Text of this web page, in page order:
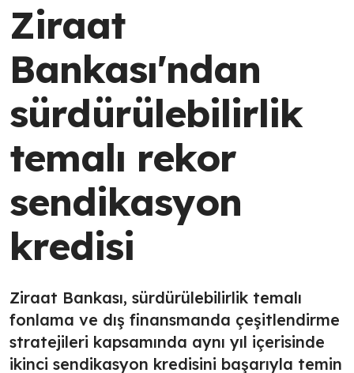
Ziraat
Bankası'ndan
sürdürülebilirlik
temalı rekor
sendikasyon
kredisi
Ziraat Bankası, sürdürülebilirlik temalı
fonlama ve dış finansmanda çeşitlendirme
stratejileri kapsamında aynı yıl içerisinde
ikinci sendikasyon kredisini başarıyla temin